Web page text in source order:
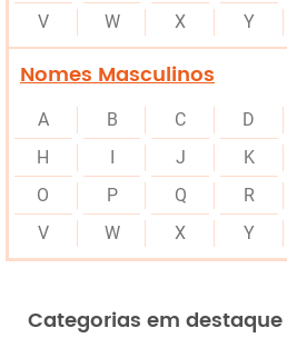
V
W X Y
Nomes Masculinos
A B C D
H
I J K
O
P Q R
V
W X Y
Categorias em destaque